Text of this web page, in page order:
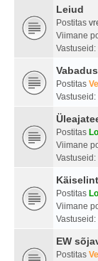
Leiud
Postitas
Viimane
Vastuseid:
Postitas
Vastuseid:
Postitas
Viimane
Vastuseid:
Postitas
Viimane
Vastuseid:
EW
Postitas